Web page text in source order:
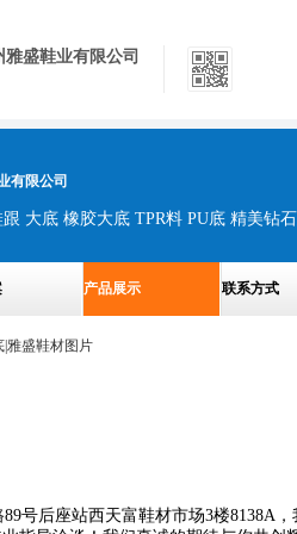
雅盛鞋业有限公司
有限公司
大底 橡胶大底 TPR料 PU底 精美钻
产品展示 联系方式
89号后座站西天富鞋材市场3楼8138A